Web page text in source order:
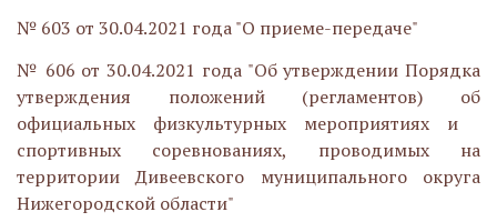
№ 603 от 30.04.2021 года "О приеме-передаче"
№ 606 от 30.04.2021 года "Об утверждении Порядка
утверждения положений (регламентов) об
официальных физкультурных мероприятиях и
спортивных соревнованиях, проводимых на
территории Дивеевского муниципального округа
Нижегородской области"